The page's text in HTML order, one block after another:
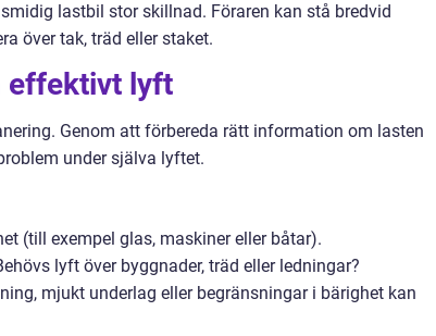
lastbil stor skillnad. Föraren kan stå bredvid
över tak, träd eller staket.
effektivt lyft
Genom att förbereda rätt information om lasten
under själva lyftet.
(till exempel glas, maskiner eller båtar).
lyft över byggnader, träd eller ledningar?
mjukt underlag eller begränsningar i bärighet kan